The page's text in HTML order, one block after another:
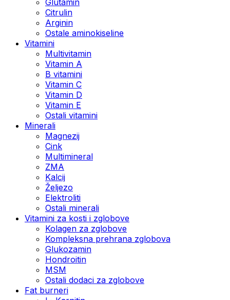
Citrulin
Arginin
Ostale aminokiseline
Vitamini
Multivitamin
Vitamin A
B vitamini
Vitamin C
Vitamin D
Vitamin E
Ostali vitamini
Minerali
Magnezij
Cink
Multimineral
ZMA
Kalcij
Željezo
Elektroliti
Ostali minerali
Vitamini za kosti i zglobove
Kolagen za zglobove
Kompleksna prehrana zglobova
Glukozamin
Hondroitin
MSM
Ostali dodaci za zglobove
Fat burneri